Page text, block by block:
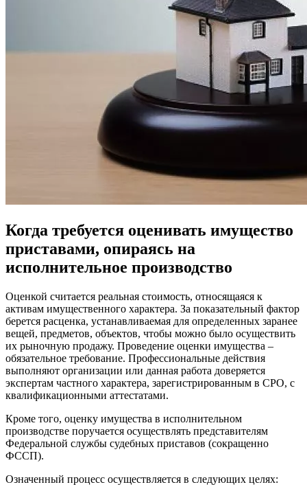
Когда требуется оценивать имущество
приставами, опираясь на
исполнительное производство
Оценкой считается реальная стоимость, относящаяся к
активам имущественного характера. За показательный фактор
берется расценка, устанавливаемая для определенных заранее
вещей, предметов, объектов, чтобы можно было осуществить
их рыночную продажу. Проведение оценки имущества –
обязательное требование. Профессиональные действия
выполняют организации или данная работа доверяется
экспертам частного характера, зарегистрированным в СРО, с
квалификационными аттестатами.
Кроме того, оценку имущества в исполнительном
производстве поручается осуществлять представителям
Федеральной службы судебных приставов (сокращенно
ФССП).
Означенный процесс осуществляется в следующих целях: